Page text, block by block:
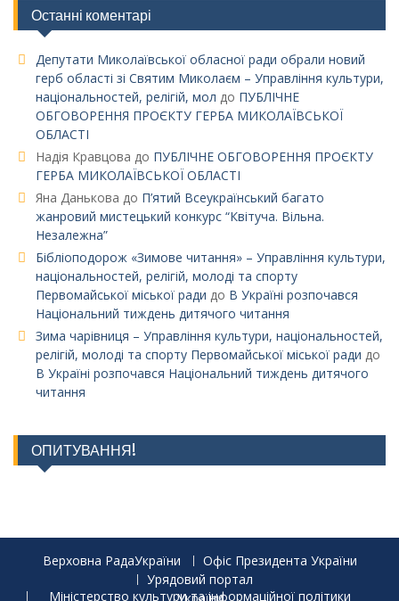
Останні коментарі
Депутати Миколаївської обласної ради обрали новий
герб області зі Святим Миколаєм – Управління культури,
національностей, релігій, мол до ПУБЛІЧНЕ
ОБГОВОРЕННЯ ПРОЄКТУ ГЕРБА МИКОЛАЇВСЬКОЇ
ОБЛАСТІ
Надія Кравцова до ПУБЛІЧНЕ ОБГОВОРЕННЯ ПРОЄКТУ
ГЕРБА МИКОЛАЇВСЬКОЇ ОБЛАСТІ
Яна Данькова до П’ятий Всеукраїнський багато
жанровий мистецький конкурс “Квітуча. Вільна.
Незалежна”
Бібліоподорож «Зимове читання» – Управління культури,
національностей, релігій, молоді та спорту
Первомайської міської ради до В Україні розпочався
Національний тиждень дитячого читання
Зима чарівниця – Управління культури, національностей,
релігій, молоді та спорту Первомайської міської ради до
В Україні розпочався Національний тиждень дитячого
читання
ОПИТУВАННЯ!
Верховна РадаУкраїни
Офіс Президента України
Урядовий портал